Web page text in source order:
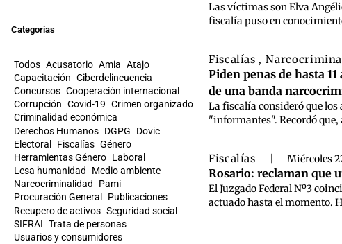
Categorias
Todos Acusatorio Amia Atajo
Capacitación Ciberdelincuencia
Concursos Cooperación internacional
Corrupción Covid-19 Crimen organizado
Criminalidad económica
Derechos Humanos DGPG
Dovic
Electoral
Fiscalías Género
Herramientas Género Laboral
Lesa humanidad
Medio ambiente
Narcocriminalidad
Pami
Procuración General
Publicaciones
Recupero de activos Seguridad social
SIFRAI Trata de personas
Usuarios y consumidores
Las víctimas son Elva
fiscalía puso en
Fiscalías ,
Piden penas de hasta
de una banda
La fiscalía consideró que
"informantes". Recordó que,
Fiscalías Miércoles
Rosario: reclaman que
El Juzgado Federal Nº3
actuado hasta el momento.